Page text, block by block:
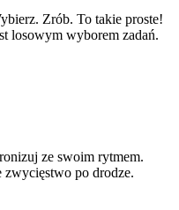
Zrób. To takie proste!
losowym wyborem zadań.
ze swoim rytmem.
zwycięstwo po drodze.